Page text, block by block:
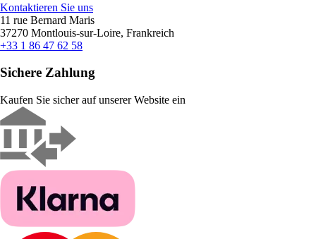
Kontaktieren Sie uns
11 rue Bernard Maris
37270 Montlouis-sur-Loire, Frankreich
+33 1 86 47 62 58
Sichere Zahlung
Kaufen Sie sicher auf unserer Website ein